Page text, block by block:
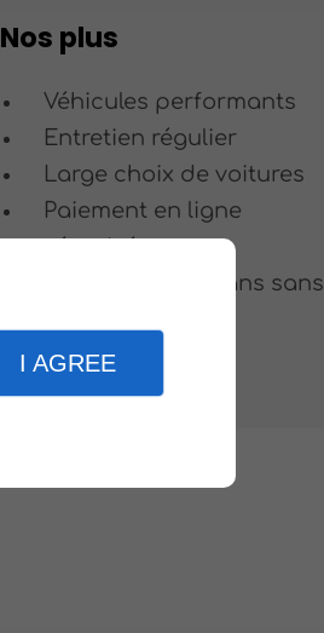
I AGREE
Nos plus
Véhicules performants
Entretien régulier
Large choix de voitures
Paiement en ligne
sécurisé
Location dès 18 ans sans
réservation